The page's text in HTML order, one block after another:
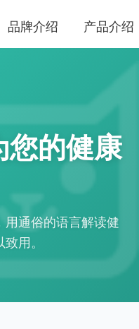
品牌介绍 产品介绍
您的健康
用通俗的语言解读健
用。